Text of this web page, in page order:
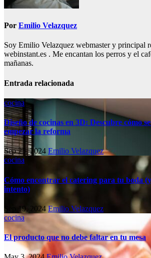
Por Emilio Velazquez
Soy Emilio Velazquez webmaster y principal
webinstant.es . Me encantan los perros y el
mañanas.
Entrada relacionada
cocina
Diseño de cocinas en 3D: Descubre cómo
empezar la reforma
Sep 25, 2024 Emilio Velazquez
cocina
Cómo encontrar el catering para tu boda
intento)
Sep 19, 2024Emilio Velazquez
cocina
El producto que no debe faltar en tu mesa